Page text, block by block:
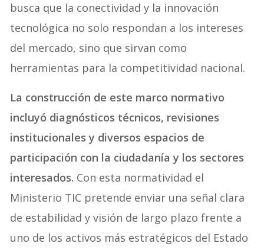
busca que la conectividad y la innovación
tecnológica no solo respondan a los intereses
del mercado, sino que sirvan como
herramientas para la competitividad nacional.
La construcción de este marco normativo
incluyó diagnósticos técnicos, revisiones
institucionales y diversos espacios de
participación con la ciudadanía y los sectores
interesados. Con esta normatividad el
Ministerio TIC pretende enviar una señal clara
de estabilidad y visión de largo plazo frente a
uno de los activos más estratégicos del Estado